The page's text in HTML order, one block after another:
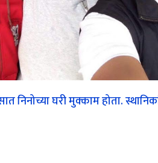
निनोच्या घरी मुक्काम होता.